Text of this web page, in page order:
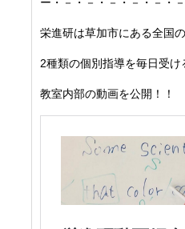
栄進研は草加市にある全国
2種類の個別指導を毎日受け
教室内部の動画を公開！！